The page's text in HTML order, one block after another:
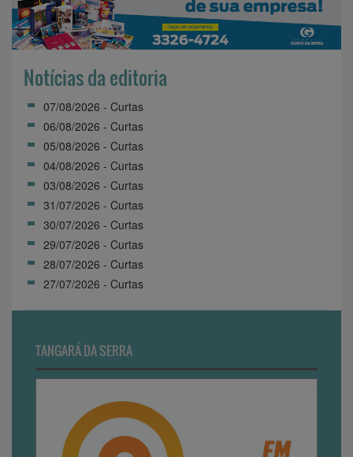
Notícias da editoria
07/08/2026 - Curtas
06/08/2026 - Curtas
05/08/2026 - Curtas
04/08/2026 - Curtas
03/08/2026 - Curtas
31/07/2026 - Curtas
30/07/2026 - Curtas
29/07/2026 - Curtas
28/07/2026 - Curtas
27/07/2026 - Curtas
TANGARÁ DA SERRA